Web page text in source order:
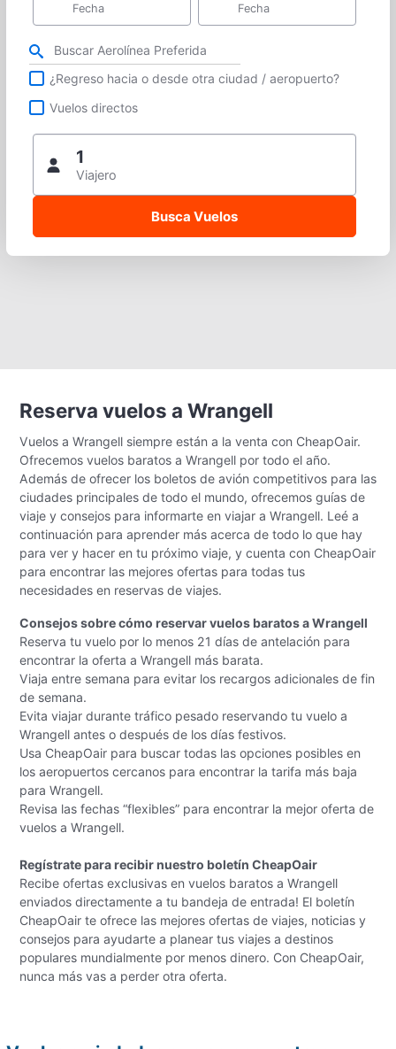
Fecha Fecha
Refina tu búsqueda por aerolínea, ciudad o aeropuerto o vuelos directos
¿Regreso hacia o desde otra ciudad / aeropuerto?
Vuelos directos
1
Viajero
Reserva vuelos a Wrangell
Vuelos a Wrangell siempre están a la venta con CheapOair.
Ofrecemos vuelos baratos a Wrangell por todo el año.
Además de ofrecer los boletos de avión competitivos para las
ciudades principales de todo el mundo, ofrecemos guías de
viaje y consejos para informarte en viajar a Wrangell. Leé a
continuación para aprender más acerca de todo lo que hay
para ver y hacer en tu próximo viaje, y cuenta con CheapOair
para encontrar las mejores ofertas para todas tus
necesidades en reservas de viajes.
Consejos sobre cómo reservar vuelos baratos a Wrangell
Reserva tu vuelo por lo menos 21 días de antelación para
encontrar la oferta a Wrangell más barata.
Viaja entre semana para evitar los recargos adicionales de fin
de semana.
Evita viajar durante tráfico pesado reservando tu vuelo a
Wrangell antes o después de los días festivos.
Usa CheapOair para buscar todas las opciones posibles en
los aeropuertos cercanos para encontrar la tarifa más baja
para Wrangell.
Revisa las fechas “flexibles” para encontrar la mejor oferta de
vuelos a Wrangell.
Regístrate para recibir nuestro boletín CheapOair
Recibe ofertas exclusivas en vuelos baratos a Wrangell
enviados directamente a tu bandeja de entrada! El boletín
CheapOair te ofrece las mejores ofertas de viajes, noticias y
consejos para ayudarte a planear tus viajes a destinos
populares mundialmente por menos dinero. Con CheapOair,
nunca más vas a perder otra oferta.